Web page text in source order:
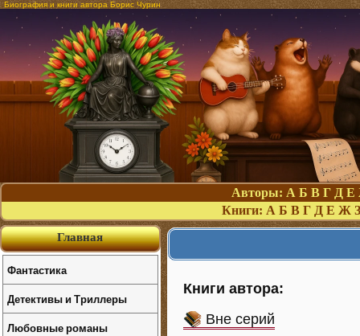
Биография и книги автора Борис Чурин
Авторы: А Б В Г Д Е
Книги: А Б В Г Д Е Ж З
Книги автора:
Вне серий
Главная
Фантастика
Детективы и Триллеры
Любовные романы